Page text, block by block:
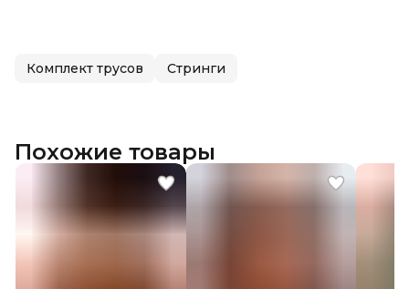
Комплект трусов Стринги
Похожие товары